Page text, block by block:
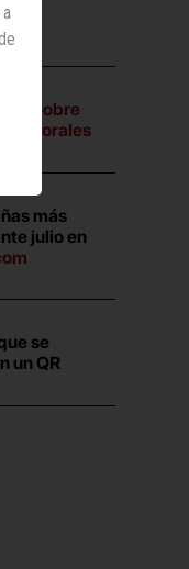
Sobre
electorales
más
julio en
se
un QR